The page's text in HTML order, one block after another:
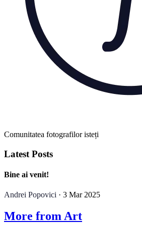
Comunitatea fotografilor isteți
Latest Posts
Bine ai venit!
Andrei Popovici · 3 Mar 2025
More from Art